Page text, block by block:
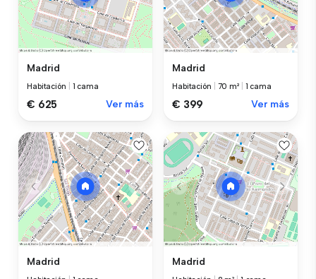
Madrid
Habitación 1 cama
€ 625 Ver más
Madrid
Habitación 70 m² 1 cama
€ 399 Ver más
Madrid Madrid